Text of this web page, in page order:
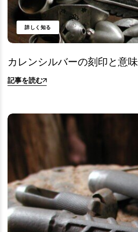
詳しく知る
カレンシルバーの刻印と意味
記事を読む